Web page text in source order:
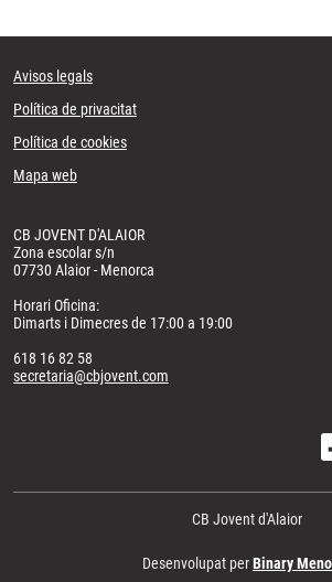
Avisos legals
Política de privacitat
Política de cookies
Mapa web
CB JOVENT D'ALAIOR
Zona escolar s/n
07730 Alaior - Menorca
Horari Oficina:
Dimarts i Dimecres de 17:00 a 19:00
618 16 82 58
secretaria@cbjovent.com
CB Jovent d'Alaior
Desenvolupat perBinary